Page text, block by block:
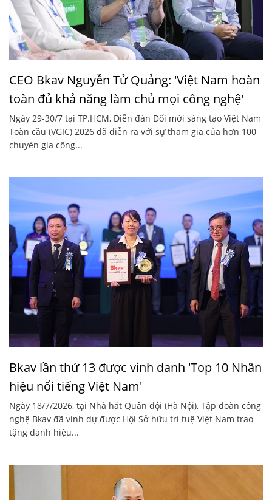
CEO Bkav Nguyễn Tử Quảng: 'Việt Nam hoàn
toàn đủ khả năng làm chủ mọi công nghệ'
Ngày 29-30/7 tại TP.HCM, Diễn đàn Đổi mới sáng tạo Việt Nam
Toàn cầu (VGIC) 2026 đã diễn ra với sự tham gia của hơn 100
chuyên gia công...
Bkav lần thứ 13 được vinh danh 'Top 10 Nhãn
hiệu nổi tiếng Việt Nam'
Ngày 18/7/2026, tại Nhà hát Quân đội (Hà Nội), Tập đoàn công
nghệ Bkav đã vinh dự được Hội Sở hữu trí tuệ Việt Nam trao
tặng danh hiệu...